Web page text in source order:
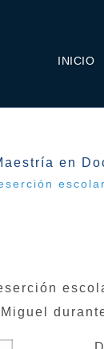
INICIO
en